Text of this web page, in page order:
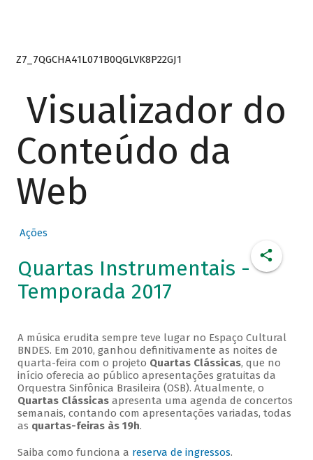
Z7_7QGCHA41L071B0QGLVK8P22GJ1
Visualizador do
Conteúdo da
Web
Ações
Quartas Instrumentais -
Temporada 2017
A música erudita sempre teve lugar no Espaço Cultural
BNDES. Em 2010, ganhou definitivamente as noites de
quarta-feira com o projeto Quartas Clássicas, que no
início oferecia ao público apresentações gratuitas da
Orquestra Sinfônica Brasileira (OSB). Atualmente, o
Quartas Clássicasapresenta uma agenda de concertos
semanais, contando com apresentações variadas, todas
as quartas-feiras às 19h.
Saiba como funciona a reserva de ingressos.